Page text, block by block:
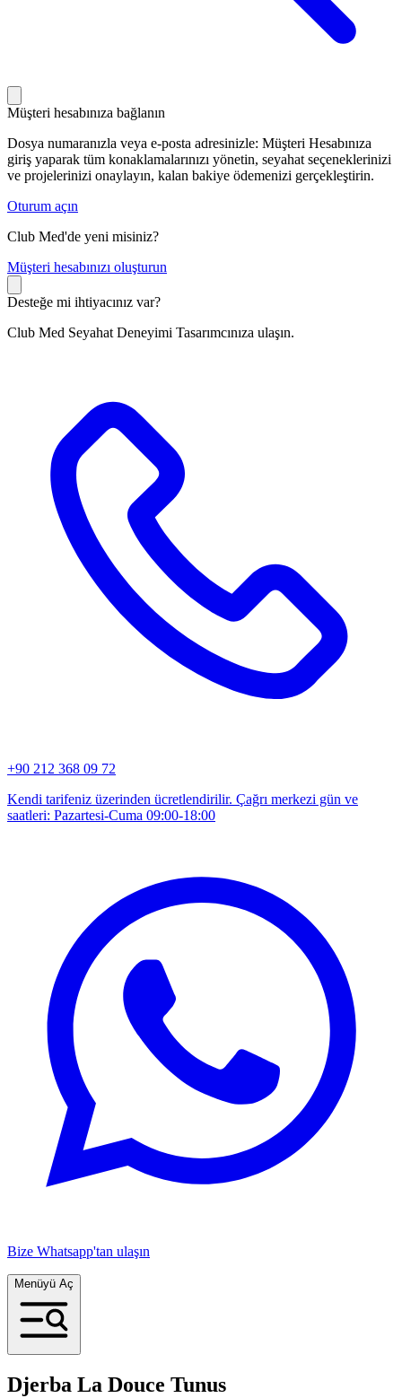
Müşteri hesabınıza bağlanın
Dosya numaranızla veya e-posta adresinizle: Müşteri Hesabınıza
giriş yaparak tüm konaklamalarınızı yönetin, seyahat seçeneklerinizi
ve projelerinizi onaylayın, kalan bakiye ödemenizi gerçekleştirin.
Oturum açın
Club Med'de yeni misiniz?
Müşteri hesabınızı oluşturun
Desteğe mi ihtiyacınız var?
Club Med Seyahat Deneyimi Tasarımcınıza ulaşın.
+90 212 368 09 72
Kendi tarifeniz üzerinden ücretlendirilir. Çağrı merkezi gün ve
saatleri: Pazartesi-Cuma 09:00-18:00
Bize Whatsapp'tan ulaşın
Menüyü Aç
Djerba La Douce Tunus